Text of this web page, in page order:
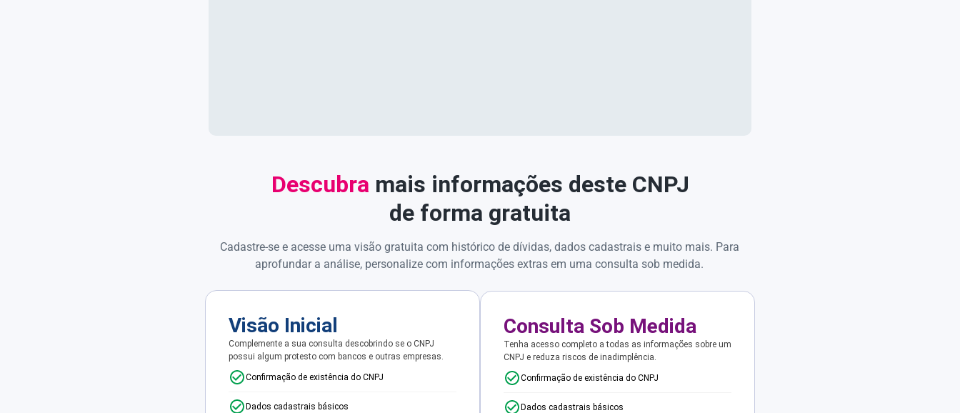
Descubra mais informações deste CNPJ
de forma gratuita
Cadastre-se e acesse uma visão gratuita com histórico de dívidas, dados cadastrais e muito mais. Para
aprofundar a análise, personalize com informações extras em uma consulta sob medida.
Visão Inicial
Complemente a sua consulta descobrindo se o CNPJ
possui algum protesto com bancos e outras empresas.
Confirmação de existência do CNPJ
Dados cadastrais básicos
Consulta Sob Medida
Tenha acesso completo a todas as informações sobre um
CNPJ e reduza riscos de inadimplência.
Confirmação de existência do CNPJ
Dados cadastrais básicos